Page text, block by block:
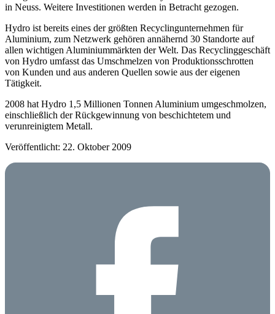
in Neuss. Weitere Investitionen werden in Betracht gezogen.
Hydro ist bereits eines der größten Recyclingunternehmen für
Aluminium, zum Netzwerk gehören annähernd 30 Standorte auf
allen wichtigen Aluminiummärkten der Welt. Das Recyclinggeschäft
von Hydro umfasst das Umschmelzen von Produktionsschrotten
von Kunden und aus anderen Quellen sowie aus der eigenen
Tätigkeit.
2008 hat Hydro 1,5 Millionen Tonnen Aluminium umgeschmolzen,
einschließlich der Rückgewinnung von beschichtetem und
verunreinigtem Metall.
Veröffentlicht: 22. Oktober 2009